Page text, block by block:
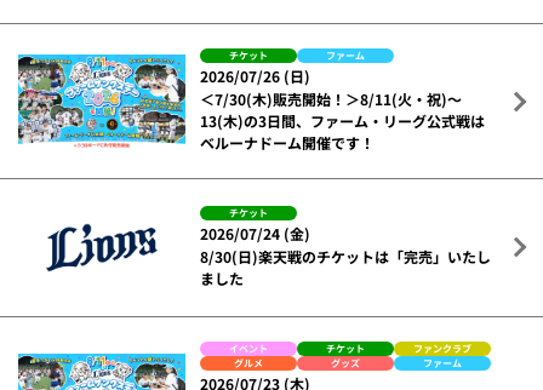
チケット ファーム
2026/07/26 (日)
＜7/30(木)販売開始！＞8/11(火・祝)～
13(木)の3日間、ファーム・リーグ公式戦は
ベルーナドーム開催です！
チケット
2026/07/24 (金)
8/30(日)楽天戦のチケットは「完売」いたし
ました
イベント チケット
ファンクラブ
グルメ
グッズ ファーム
2026/07/23 (木)